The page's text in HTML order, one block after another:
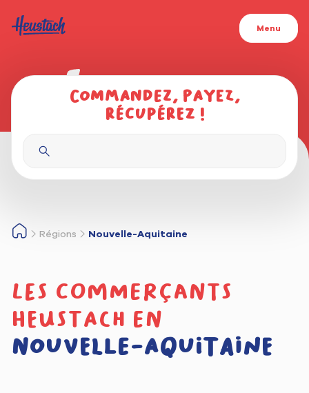
Menu
Commandez, payez,
récupérez !
Régions Nouvelle-Aquitaine
Les commerçants
heustach en
Nouvelle-Aquitaine